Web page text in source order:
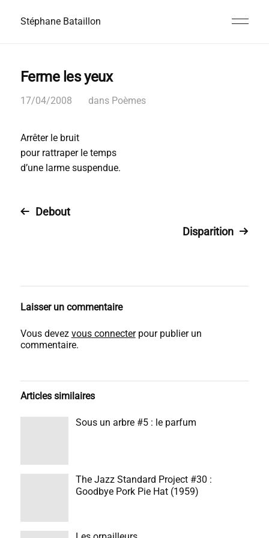
Stéphane Bataillon
Ferme les yeux
17/04/2008 dans Poèmes
Arrêter le bruit
pour rattraper le temps
d’une larme suspendue.
Debout
Disparition
Laisser un commentaire
Vous devez vous connecterpour publier un
commentaire.
Articles similaires
Sous un arbre #5 : le parfum
The Jazz Standard Project #30 :
Goodbye Pork Pie Hat (1959)